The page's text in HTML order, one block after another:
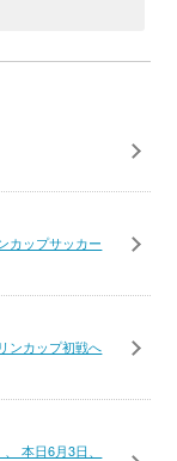
カップサッカー
ンカップ初戦へ
本日6月3日、